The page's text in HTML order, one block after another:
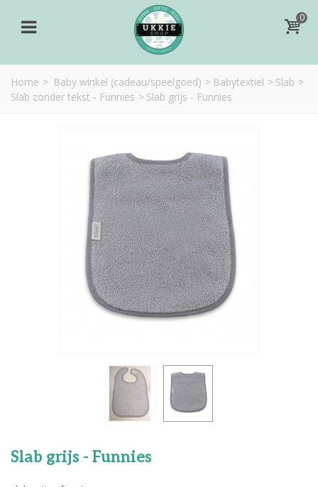
0
Home > Baby winkel (cadeau/speelgoed) > Babytextiel > Slab >
Slab zonder tekst - Funnies > Slab grijs - Funnies
Slab grijs - Funnies